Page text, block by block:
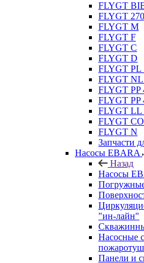
FLYGT
FLYGT
FLYGT M
FLYGT F
FLYGT C
FLYGT D
FLYGT PL
FLYGT NL
FLYGT PP
FLYGT PP
FLYGT LL
FLYGT
FLYGT N
Запчасти
Насосы EBARA
Назад
Насосы
"ин-лайн"
Насосные
Панели и